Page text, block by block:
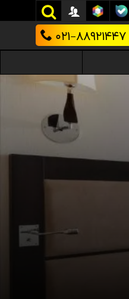
021-88921447